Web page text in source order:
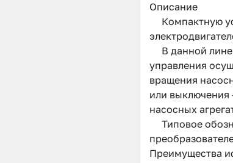
Описание
Компактную
В данной
управления
вращения
или выключения
насосных
Типовое
Преимущества